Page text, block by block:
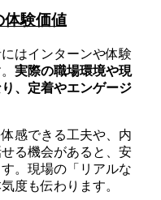
体験価値
はインターンや体験
実際の職場環境や現
、定着やエンゲージ
感できる工夫や、内
る機会があると、安
。現場の「リアルな
度も伝わります。